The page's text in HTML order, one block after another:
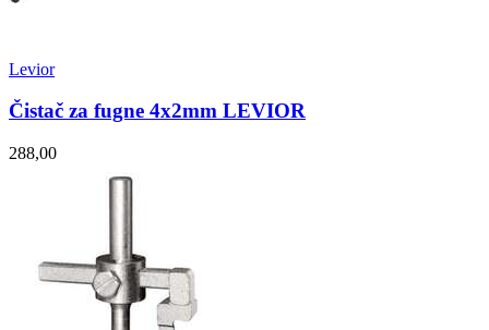
Levior
Čistač za fugne 4x2mm LEVIOR
288,00